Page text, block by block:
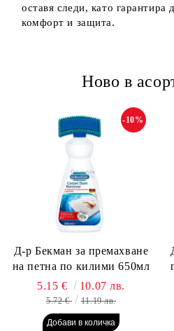
оставя следи, като гарантира
комфорт и защита.
Ново в
Д-р Бекман за премахване
на петна по килими 650мл
-10%
5.15 € 10.07 лв.
5.72 € 11.19 лв.